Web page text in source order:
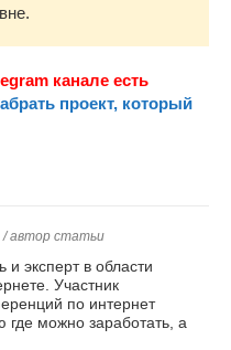
канале есть
проект, который
/ автор статьи
и эксперт в области
Участник
по интернет
где можно заработать, а